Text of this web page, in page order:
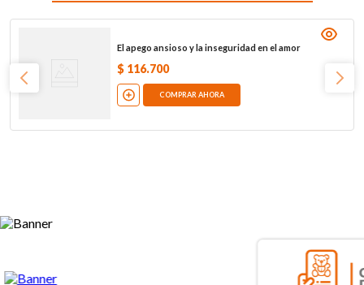
El apego ansioso y la inseguridad en el amor
$ 116.700
COMPRAR AHORA